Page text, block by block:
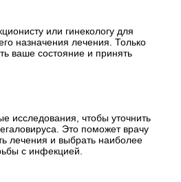
или гинекологу для
назначения лечения. Только
ваше состояние и принять
исследования, чтобы уточнить
Это поможет врачу
лечения и выбрать наиболее
с инфекцией.